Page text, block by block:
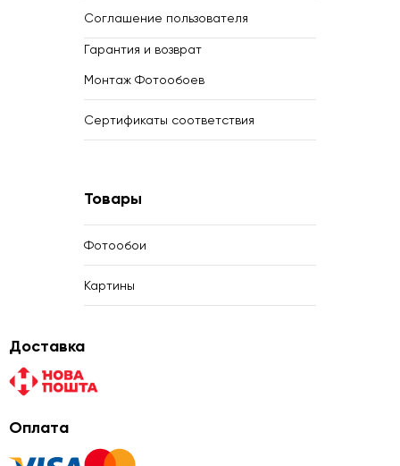
Соглашение пользователя
Гарантия и возврат
Монтаж Фотообоев
Сертификаты соответствия
Товары
Фотообои
Картины
Доставка
Оплата